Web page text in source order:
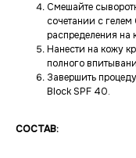
Смешайте
сочетании с
распределения на
Нанести на кожу
полного
Завершить
Block SPF 40.
СОСТАВ: